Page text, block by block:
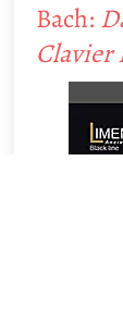
Bach:
Clavier